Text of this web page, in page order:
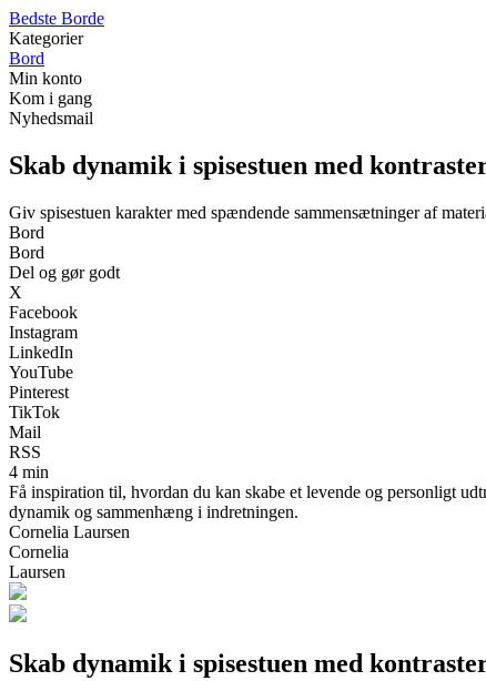
Bedste Borde
Kategorier
Bord
Min konto
Kom i gang
Nyhedsmail
Skab dynamik i spisestuen med
Giv spisestuen karakter med spændende sammensætninger af
Bord
Bord
Del og gør godt
X
Facebook
Instagram
LinkedIn
YouTube
Pinterest
TikTok
Mail
RSS
4 min
Få inspiration til, hvordan du kan skabe et levende og personligt
dynamik og sammenhæng i indretningen.
Cornelia Laursen
Cornelia
Laursen
Skab dynamik i spisestuen med